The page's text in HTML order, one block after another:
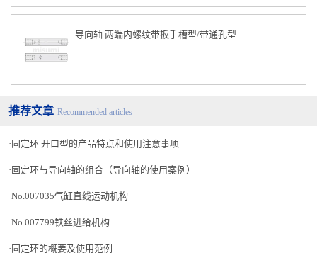
导向轴 两端内螺纹带扳手槽型/带通孔型
推荐文章 Recommended articles
固定环 开口型的产品特点和使用注意事项
固定环与导向轴的组合（导向轴的使用案例）
No.007035气缸直线运动机构
No.007799铁丝进给机构
固定环的概要及使用范例